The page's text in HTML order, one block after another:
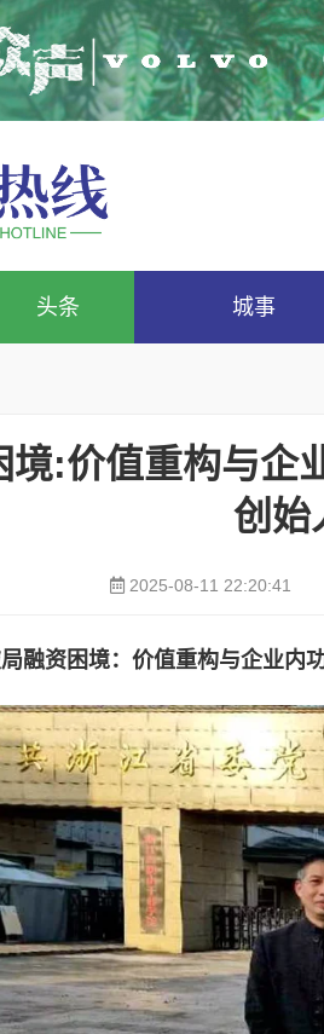
头条 城事
境:价值重构与
创始
2025-08-11 22:20:41
融资困境：价值重构与企业内